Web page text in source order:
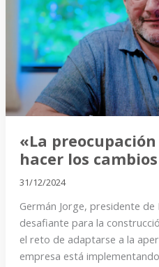
«La
hacer los
31/12/2024
Germán Jorge, presidente
desafiante para la
el reto de adaptarse a la
empresa está
grande
es
hacer
los
cambios
a
tiempo»